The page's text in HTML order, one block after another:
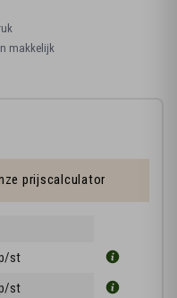
makkelijk
prijscalculator
st
st